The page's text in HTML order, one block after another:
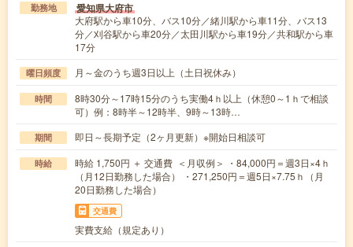
勤務地 愛知県大府市
大府駅から車10分、バス10分／緒川駅から車11分、バス13
分／刈谷駅から車20分／太田川駅から車19分／共和駅から車
17分
曜日頻度 月～金のうち週3日以上（土日祝休み）
時間
8時30分～17時15分のうち実働4ｈ以上（休憩0～1ｈで相談
可）例：8時半～12時半、9時～13時…
期間 即日～長期予定（2ヶ月更新）※開始日相談可
時給
時給 1,750円 ＋ 交通費 ＜月収例＞ ・84,000円＝週3日×4ｈ
（月12日勤務した場合） ・271,250円＝週5日×7.75ｈ（月
20日勤務した場合）
交通費
実費支給（規定あり）